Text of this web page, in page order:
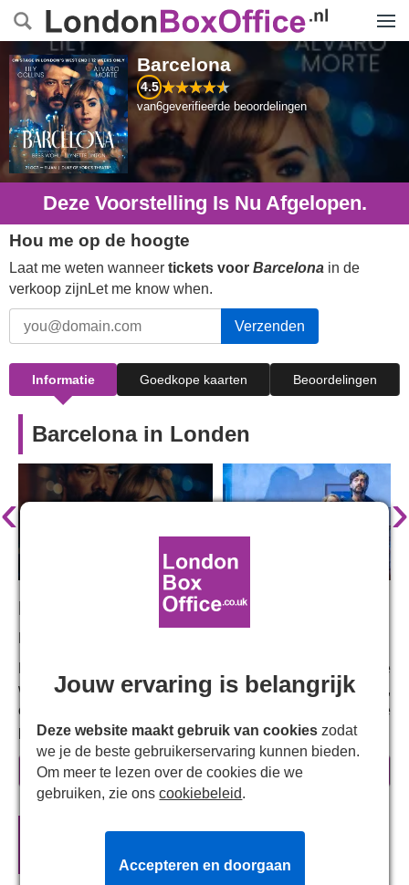
Barcelona
4.5
van6geverifieerde beoordelingen
Deze Voorstelling Is Nu Afgelopen.
Hou me op de hoogte
Laat me weten wanneer tickets voor Barcelona in de
verkoop zijnLet me know when.
Verzenden
Informatie Goedkope kaarten Beoordelingen
Barcelona in Londen
‹ ›
Met:
Late night in Barcelona. An American tourist goes home
with a handsome Spaniard. What begins as a carefree,
one-night stand becomes an invitation to danger, as the
personal and political catastrophically intertwine.
By turns funny, sexy and surprising,BARCELONA is a
seductive thriller that will keep audiences guessing -
exploring the fantasy of who we pretend to be, versus the
meer informatie
Officiële theatertickets voor
Barcelona
Jouw ervaring is belangrijk
Deze website maakt gebruik van cookies zodat
we je de beste gebruikerservaring kunnen bieden.
Om meer te lezen over de cookies die we
gebruiken, zie onscookiebeleid.
Accepteren en doorgaan